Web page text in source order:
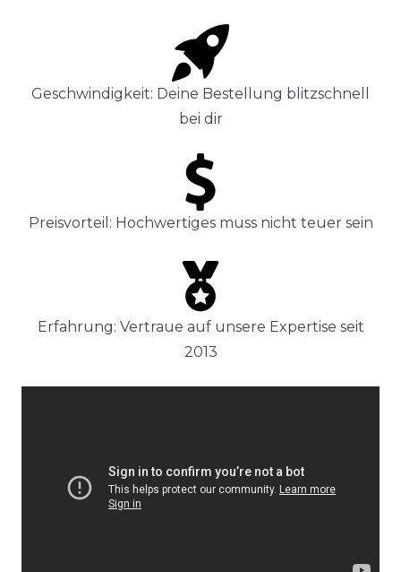
Geschwindigkeit: Deine Bestellung blitzschnell
bei dir
Preisvorteil: Hochwertiges muss nicht teuer sein
Erfahrung: Vertraue auf unsere Expertise seit
2013